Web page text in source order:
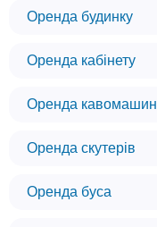
Оренда будинку
Оренда кабінету
Оренда кавомашин
Оренда скутерів
Оренда буса